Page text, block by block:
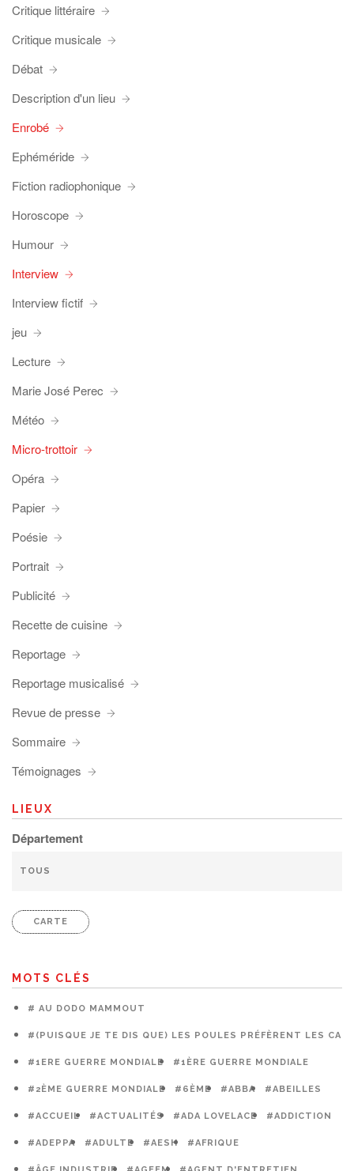
Critique littéraire
Critique musicale
Débat
Description d'un lieu
Enrobé
Ephéméride
Fiction radiophonique
Horoscope
Humour
Interview
Interview fictif
jeu
Lecture
Marie José Perec
Météo
Micro-trottoir
Opéra
Papier
Poésie
Portrait
Publicité
Recette de cuisine
Reportage
Reportage musicalisé
Revue de presse
Sommaire
Témoignages
LIEUX
Département
CARTE
MOTS CLÉS
# AU DODO MAMMOUT
#(PUISQUE JE TE DIS QUE) LES POULES PRÉFÈRENT LES
#1ERE GUERRE MONDIALE #1ÈRE GUERRE MONDIALE
#2ÈME GUERRE MONDIALE #6ÈME #ABBA #ABEILLES
#ACCUEIL #ACTUALITÉS #ADA LOVELACE #ADDICTION
#ADEPPA #ADULTE #AESH #AFRIQUE